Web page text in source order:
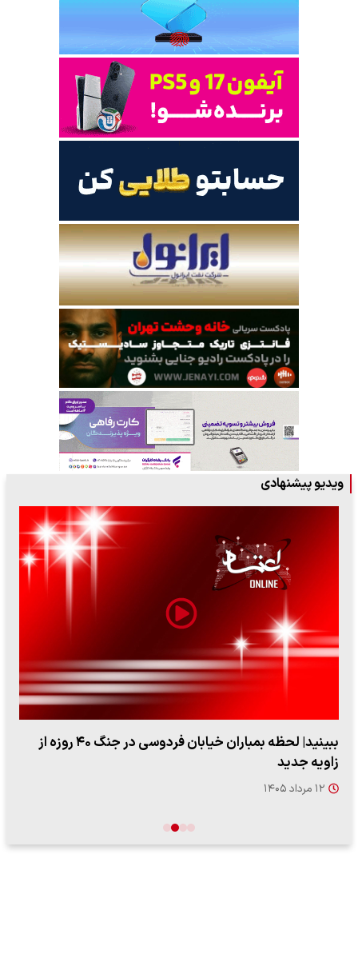
ویدیو پیشنهادی
ببینید| لحظه بمباران خیابان فردوسی در جنگ ۴۰ روزه از
زاویه جدید
۱۲ مرداد ۱۴۰۵